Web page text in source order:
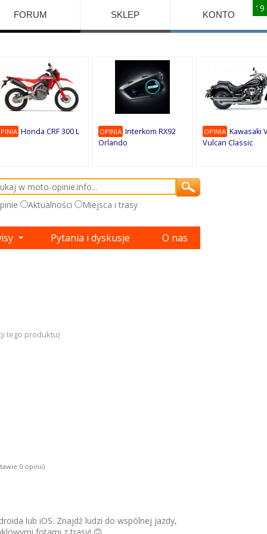
FORUM SKLEP KONTO
10
10
8
7
1
Honda CRF 300 L
9
OPINIA Interkom RX92
Orlando
10
OPINIA Kawasaki
Vulcan Classic
10
9
9
Aktualności Miejsca i trasy
Pytania i dyskusje O nas
tego produktu)
0 opinii)
lub iOS. Znajdź ludzi do wspólnej jazdy,